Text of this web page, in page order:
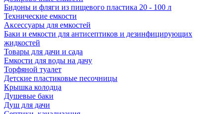
Бидоны и фляги из пищевого пластика 20 - 100 л
Технические емкости
Аксессуары для емкостей
Баки и емкости для антисептиков и дезинфицирующих
жидкостей
Товары для дачи и сада
Емкости для воды на дачу
Торфяной туалет
Детские пластиковые песочницы
Крышка колодца
Душевые баки
Душ для дачи